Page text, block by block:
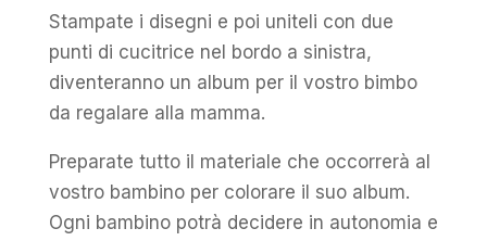
Stampate i disegni e poi uniteli con due
punti di cucitrice nel bordo a sinistra,
diventeranno un album per il vostro bimbo
da regalare alla mamma.
Preparate tutto il materiale che occorrerà al
vostro bambino per colorare il suo album.
Ogni bambino potrà decidere in autonomia e